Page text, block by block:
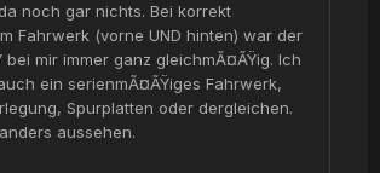
noch gar nichts. Bei korrekt
Fahrwerk (vorne UND hinten) war der
bei mir immer ganz gleichmÃ¤ÃŸig. Ich
ein serienmÃ¤ÃŸiges Fahrwerk,
Spurplatten oder dergleichen.
aussehen.